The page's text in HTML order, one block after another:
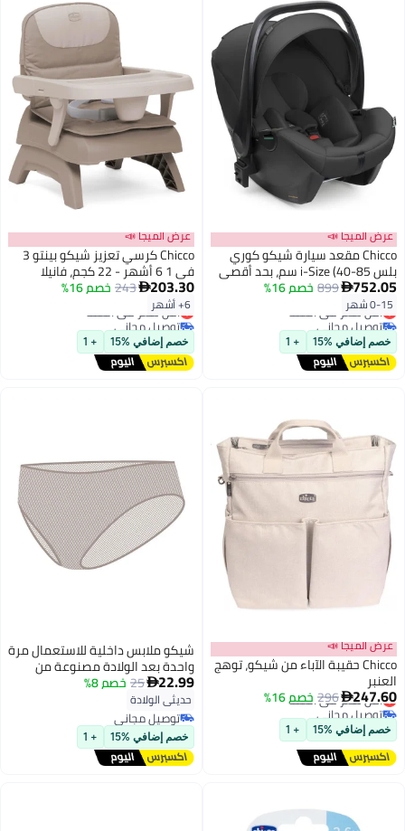
عرض الميجا 📣
Chicco مقعد سيارة شيكو كوري
بلس i-Size (40-85 سم، بحد أقصى
13 كجم)، ساتان أسود 752.05
899 خصم 16%
0-15 شهرأقل سعر في السنة
توصيل مجاني
أقل سعر في السنة
خصم إضافي %15 + 1
عرض الميجا 📣
Chicco كرسي تعزيز شيكو بينتو 3
في 1 6 أشهر - 22 كجم، فانيلا
203.30
243 خصم 16%
6+ أشهر أقل سعر في السنة
توصيل مجاني
أقل سعر في السنة
خصم إضافي %15 + 1
عرض الميجا 📣
Chicco حقيبة الآباء من شيكو، توهج
العنبر
247.60
296 خصم 16%
أقل سعر في السنة
توصيل مجاني
أقل سعر في السنة
خصم إضافي %15 + 1
شيكو ملابس داخلية للاستعمال مرة
واحدة بعد الولادة مصنوعة من
قماش غير منسوج مقاس 4
22.99
25خصم 8%
حديثي الولادة
توصيل مجاني
توصيل مجاني
خصم إضافي %15 + 1